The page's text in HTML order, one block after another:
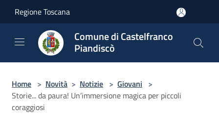
Regione Toscana
Comune di Castelfranco
Piandiscò
Home > Novità > Notizie > Giovani >
Storie... da paura! Un’immersione magica per piccoli
coraggiosi